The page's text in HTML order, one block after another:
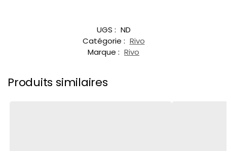
UGS : ND
Catégorie : Rivo
Marque : Rivo
Produits similaires